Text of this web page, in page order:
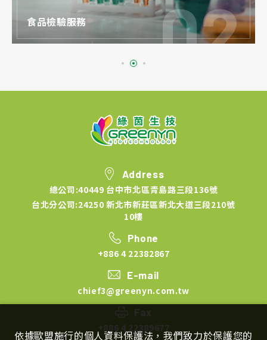
食品檢驗服務
Address
總公司:40449 台中市北區青島路三段136號
台北分公司:24250 新北市新莊區新北大道三段210號
10樓
Phone
+886 4 22382867
E-mail
chief3@greenyn.com.tw
Fax
+886 4 22389677
依據歐盟施行的個人資料保護法，我們致力於保護您的